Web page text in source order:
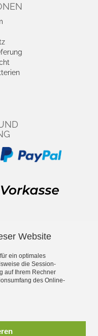
MwSt., zzgl.Versandkosten
Welt -
·Emmas
Nähspielzeug
Website
ein optimales
die Session-
auf Ihrem Rechner
des Online-